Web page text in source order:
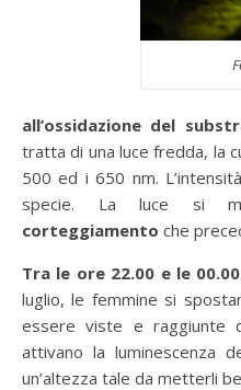
all’ossidazione del
tratta di una luce fredda, la
500 ed i 650 nm.
specie. La luce si
corteggiamento che
Tra le ore 22.00 e le
luglio, le femmine si
essere viste e raggiunte
attivano la luminescenza
un’altezza tale da metterli